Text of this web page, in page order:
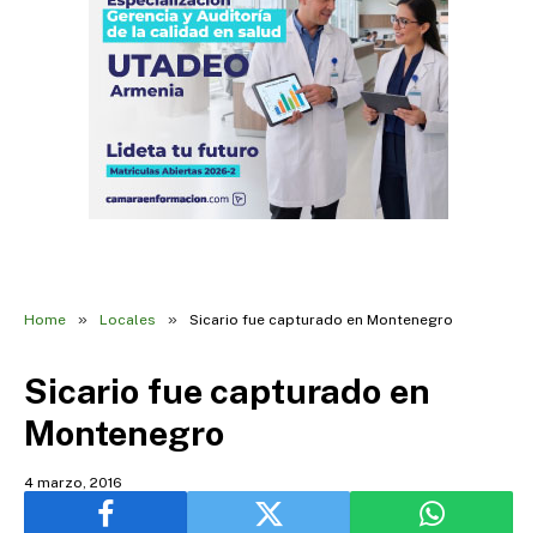
Home » Locales » Sicario fue capturado en Montenegro
Sicario fue capturado en
Montenegro
4 marzo, 2016